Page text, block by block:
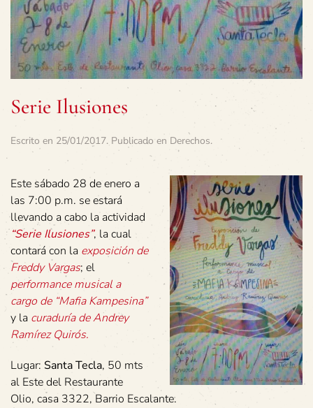
Serie Ilusiones
Escrito en 25/01/2017. Publicado en Derechos.
Este sábado 28 de enero a
las 7:00 p.m. se estará
llevando a cabo la actividad
“Serie Ilusiones”, la cual
contará con la exposición de
Freddy Vargas; el
performance musical a
cargo de “Mafia Kampesina”
y la curaduría de Andrey
Ramírez Quirós.
Lugar: Santa Tecla, 50 mts
al Este del Restaurante
Olio, casa 3322, Barrio Escalante.